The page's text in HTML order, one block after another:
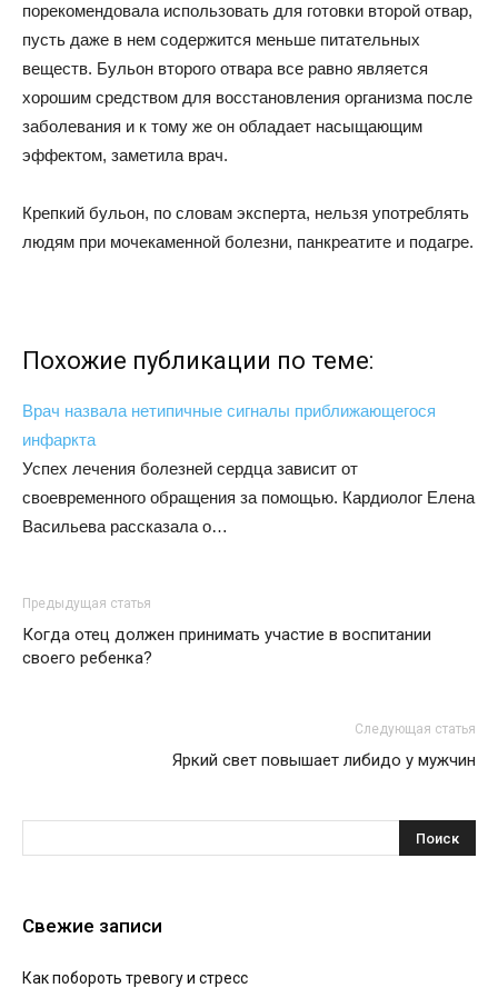
порекомендовала использовать для готовки второй отвар,
пусть даже в нем содержится меньше питательных
веществ. Бульон второго отвара все равно является
хорошим средством для восстановления организма после
заболевания и к тому же он обладает насыщающим
эффектом, заметила врач.
Крепкий бульон, по словам эксперта, нельзя употреблять
людям при мочекаменной болезни, панкреатите и подагре.
Похожие публикации по теме:
Врач назвала нетипичные сигналы приближающегося
инфаркта
Успех лечения болезней сердца зависит от
своевременного обращения за помощью. Кардиолог Елена
Васильева рассказала о…
Предыдущая статья
Когда отец должен принимать участие в воспитании
своего ребенка?
Следующая статья
Яркий свет повышает либидо у мужчин
Свежие записи
Как побороть тревогу и стресс